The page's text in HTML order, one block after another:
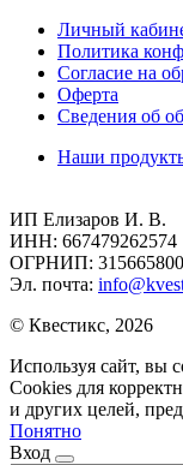
Личный
Политика
Согласие на
Оферта
Сведения об
Наши
ИП Елизаров И. В.
ИНН: 667479262574
ОГРНИП:
Эл. почта:
© Квестикс, 2026
Используя сайт, вы
Cookies для
и других целей,
Понятно
Вход